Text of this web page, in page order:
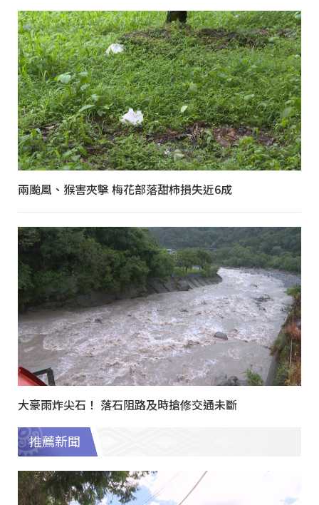
兩颱風、猴害夾擊 梅花部落甜柿損失近6成
大豪雨炸尖石！ 落石阻路及時搶修交通未斷
推薦新聞